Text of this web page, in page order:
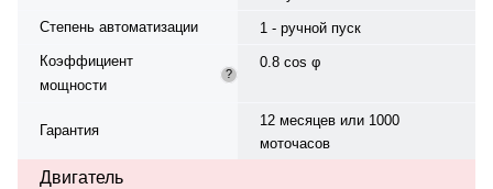
Степень автоматизации
1 - ручной пуск
Коэффициент
мощности
?
0.8 cos φ
Гарантия
12 месяцев или 1000
моточасов
Двигатель